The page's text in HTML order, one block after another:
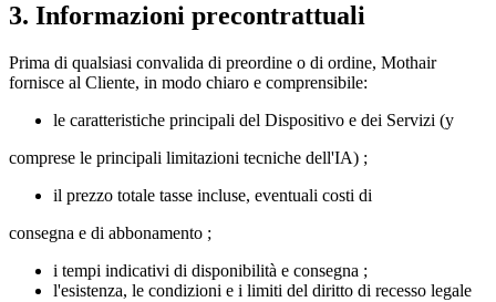
3. Informazioni precontrattuali
Prima di qualsiasi convalida di preordine o di ordine, Mothair
fornisce al Cliente, in modo chiaro e comprensibile:
le caratteristiche principali del Dispositivo e dei Servizi (y
comprese le principali limitazioni tecniche dell'IA) ;
il prezzo totale tasse incluse, eventuali costi di
consegna e di abbonamento ;
i tempi indicativi di disponibilità e consegna ;
l'esistenza, le condizioni e i limiti del diritto di recesso legale